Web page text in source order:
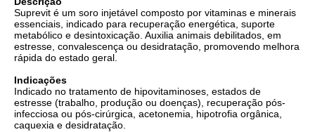
Suprevit é um soro injetável composto por vitaminas e minerais
essenciais, indicado para recuperação energética, suporte
metabólico e desintoxicação. Auxilia animais debilitados, em
estresse, convalescença ou desidratação, promovendo melhora
rápida do estado geral.
Indicações
Indicado no tratamento de hipovitaminoses, estados de
estresse (trabalho, produção ou doenças), recuperação pós-
infecciosa ou pós-cirúrgica, acetonemia, hipotrofia orgânica,
caquexia e desidratação.